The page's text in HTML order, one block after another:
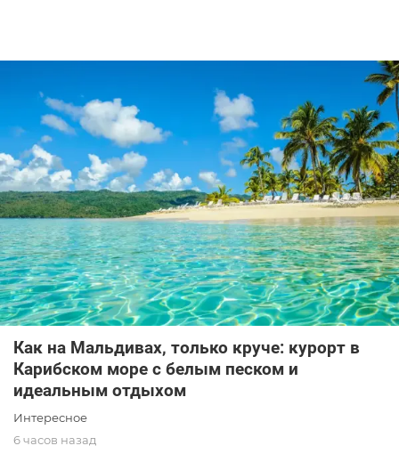
Как на Мальдивах, только круче: курорт в
Карибском море с белым песком и
идеальным отдыхом
Интересное
6 часов назад